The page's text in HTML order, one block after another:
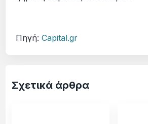
Πηγή:Capital.gr
Σχετικά άρθρα